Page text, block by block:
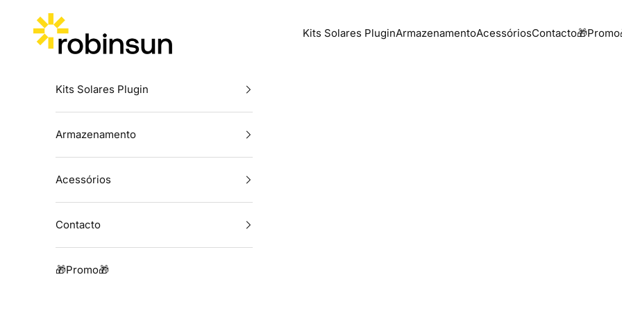
Robinsun
Kits Solares PluginArmazenamentoAcessóriosContacto
Kits Solares Plugin
Armazenamento
Acessórios
Contacto
🎁Promo🎁